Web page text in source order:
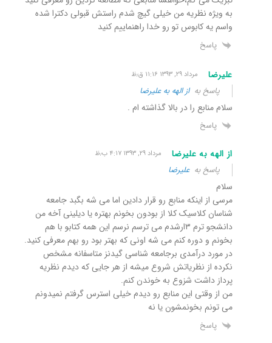
به ویژه نظریه من خیلی گیچ شدم راستش قبولی دکترا شده
واسم یه کابوس تو رو خدا راهنماییم کنید
پاسخ
علیرضا مرداد ۲۹, ۱۳۹۳ ۱۱:۱۶ ق٫ظ
پاسخ بهاز الهه به علیرضا
سلام منابع را در بالا گذاشته ام .
پاسخ
از الهه به علیرضا مرداد ۲۹, ۱۳۹۳ ۴:۱۷ ب٫ظ
پاسخ بهعلیرضا
سلام
مرسی از اینکه منابع رو قرار دادین اما می شه بگبد جامعه
شناسان کلاسیک کلا از بودون بخونم بهتره یا دیلینی آخه من
دانشجو ترم ۳ارشدم می ترسم نرسم این همه کتابو با هم
بخونم و دوره کنم می شه اونی که بهتر بود رو بهم معرفی کنید.
در مورد درآمدی برجامعه شناسی گیدنز متاسفانه مشخص
نکرده از نظریاتش شروع میشه از هر جایی که دیدم نظریه
پرداز داشت شزوع به خوندن کنم.
من از وقتی این منابع رو دیدم خیلی استرس گرفتم نمیدونم
می تونم بخونمشون یا نه
پاسخ